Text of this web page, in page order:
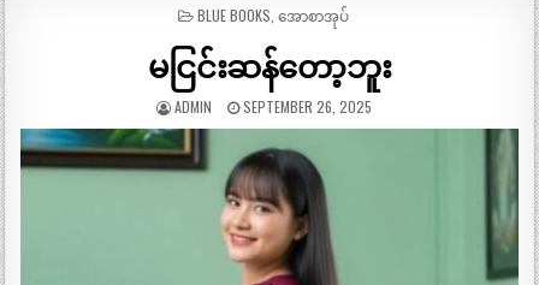
POSTED
BLUE BOOKS အောစာအုပ်
မငြင်းဆန်တော့ဘူး
ADMIN SEPTEMBER 26, 2025